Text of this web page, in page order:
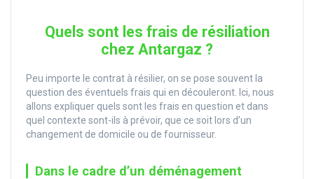
Quels sont les frais de résiliation
chez Antargaz ?
Peu importe le contrat à résilier, on se pose souvent la
question des éventuels frais qui en découleront. Ici, nous
allons expliquer quels sont les frais en question et dans
quel contexte sont-ils à prévoir, que ce soit lors d’un
changement de domicile ou de fournisseur.
Dans le cadre d’un déménagement